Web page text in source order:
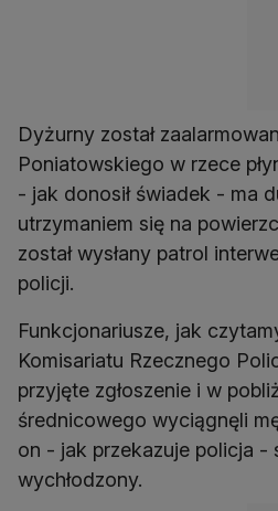
Dyżurny został
Poniatowskiego w rzece
- jak donosił świadek - ma
utrzymaniem się na
został wysłany patrol
policji.
Funkcjonariusze, jak
Komisariatu Rzecznego
przyjęte zgłoszenie i w
średnicowego wyciągnęli
on - jak przekazuje policja -
wychłodzony.